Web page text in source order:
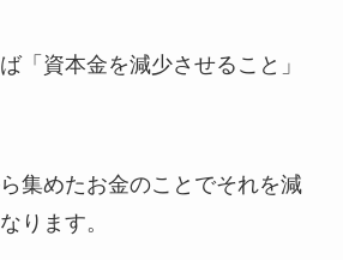
「 資本金を減少させること 」
集めたお金のことでそれを減
ります。